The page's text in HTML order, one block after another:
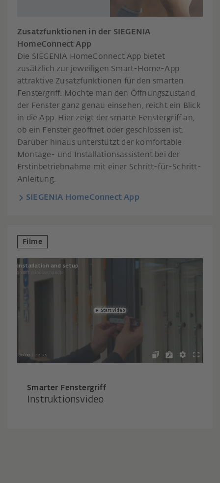
Zusatzfunktionen in der SIEGENIA
HomeConnect App
Die SIEGENIA HomeConnect App bietet
zusätzlich zur jeweiligen Smart-Home-App
attraktive Zusatzfunktionen für den smarten
Fenstergriff. Möchte man den Öffnungszustand
der Fenster ganz genau einsehen, reicht ein Blick
in die App. Hier zeigt der smarte Fenstergriff an,
ob ein Fenster geöffnet oder geschlossen ist.
Darüber hinaus unterstützt der komfortable
Montage- und Installationsassistent bei der
Erstinbetriebnahme mit einer Schritt-für-Schritt-
Anleitung.
SIEGENIA HomeConnect App
Filme
Smarter Fenstergriff
Instruktionsvideo